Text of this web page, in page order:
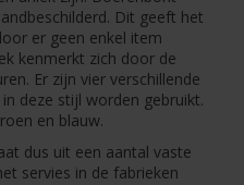
Dit geeft het
er geen enkel item
kenmerkt zich door de
Er zijn vier verschillende
deze stijl worden gebruikt.
en blauw.
dus uit een aantal vaste
servies in de fabrieken